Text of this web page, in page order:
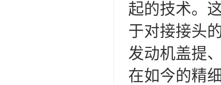
起的技术。
于对接接头
发动机盖提
在如今的精